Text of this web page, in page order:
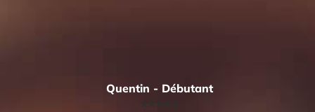
Quentin - Débutant
⭐️⭐️⭐️⭐️⭐️